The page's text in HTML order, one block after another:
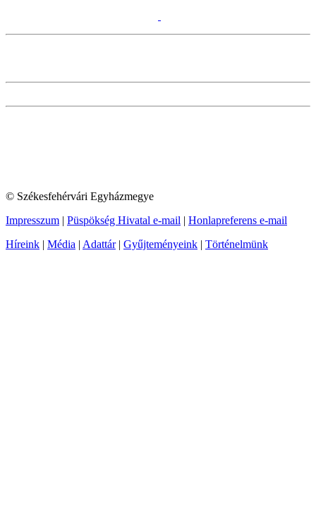
© Székesfehérvári Egyházmegye
Impresszum | Püspökség Hivatal e-mail | Honlapreferens e-mail
Híreink | Média | Adattár| Gyűjteményeink | Történelmünk